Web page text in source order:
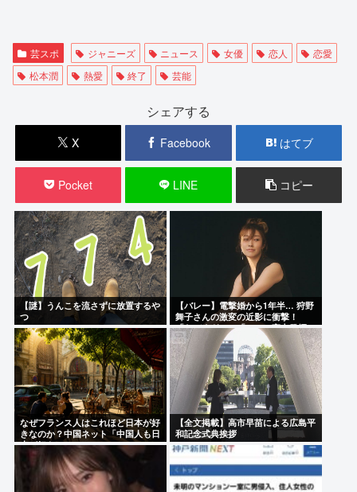
芸スポ ジャニーズ ニュース 女優 恋人
恋愛
松本潤
熱愛 終了 芸能
シェアする
X Facebook はてブ
Pocket LINE コピー
【謎】うんこを流さずに放置するや
つ
【バレー】電撃婚から1年半… 狩野
舞子さんの激変の近影に衝撃！
「ヤバすぎ！」「ついに実力発揮」
「美しい」
なぜフランス人はこれほど日本が好
きなのか？中国ネット「中国人も日
本が好き」
【全文掲載】高市早苗による広島平
和記念式典挨拶